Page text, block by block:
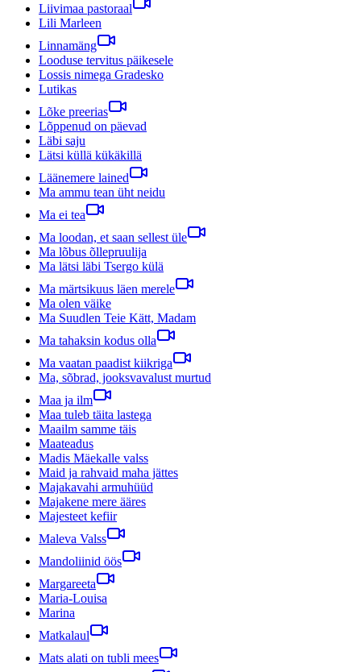
Liivimaa pastoraal
Lili Marleen
Linnamäng
Looduse tervitus päikesele
Lossis nimega Gradesko
Lutikas
Lõke preerias
Lõppenud on päevad
Läbi saju
Lätsi küllä kükäkillä
Läänemere lained
Ma ammu tean üht neidu
Ma ei tea
Ma loodan, et saan sellest üle
Ma lõbus õllepruulija
Ma lätsi läbi Tsergo külä
Ma märtsikuus läen merele
Ma olen väike
Ma Suudlen Teie Kätt, Madam
Ma tahaksin kodus olla
Ma vaatan paadist kiikriga
Ma, sõbrad, jooksvavalust murtud
Maa ja ilm
Maa tuleb täita lastega
Maailm samme täis
Maateadus
Madis Mäekalle valss
Maid ja rahvaid maha jättes
Majakavahi armuhüüd
Majakene mere ääres
Majesteet kefiir
Maleva Valss
Mandoliinid öös
Margareeta
Maria-Louisa
Marina
Matkalaul
Mats alati on tubli mees